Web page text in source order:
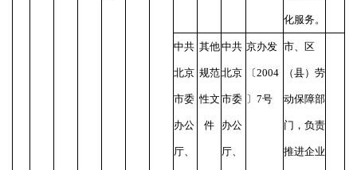
化服务。
中共
北京
市委
办公
厅、
其他
规范
性文
件
中共
北京
市委
办公
厅、
京办发
〔2004
〕7号
市、区
（县）劳
动保障部
门，负责
推进企业